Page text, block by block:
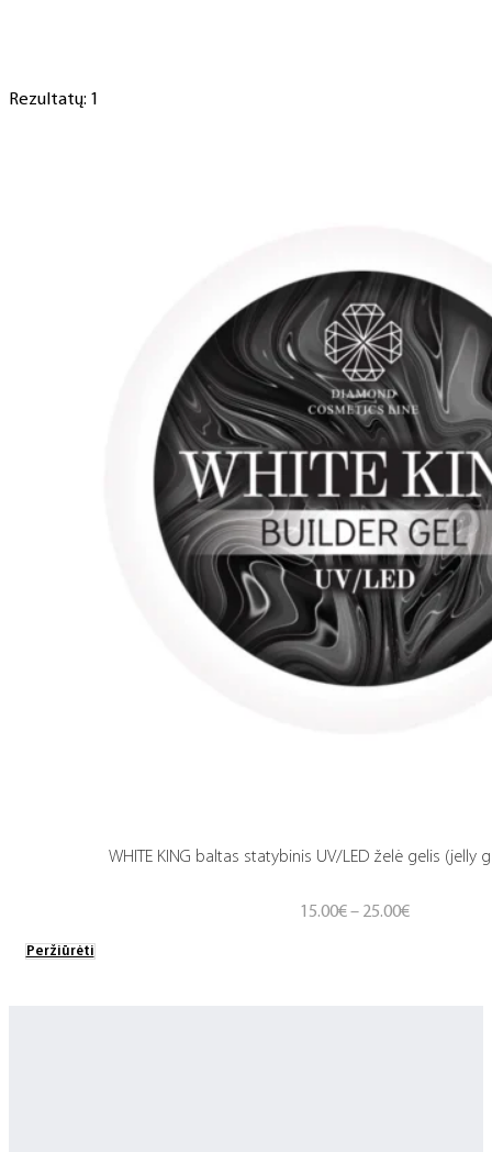
Rezultatų: 1
WHITE KING baltas statybinis UV/LED želė gelis (jelly
15.00€ – 25.00€Price
Peržiūrėti